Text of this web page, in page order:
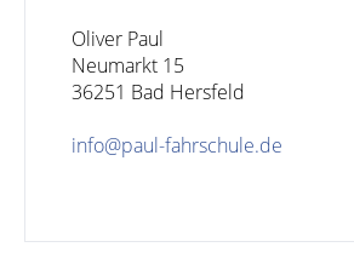
Oliver Paul
Neumarkt 15
36251 Bad Hersfeld
info@paul-fahrschule.de